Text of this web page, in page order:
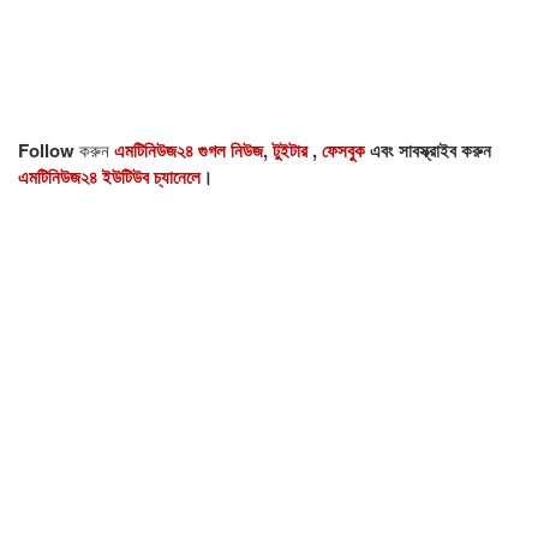
Followকরুনএমটিনিউজ২৪ গুগল নিউজ,টুইটার,ফেসবুকএবং সাবস্ক্রাইব করুন
এমটিনিউজ২৪ ইউটিউব চ্যানেলে।